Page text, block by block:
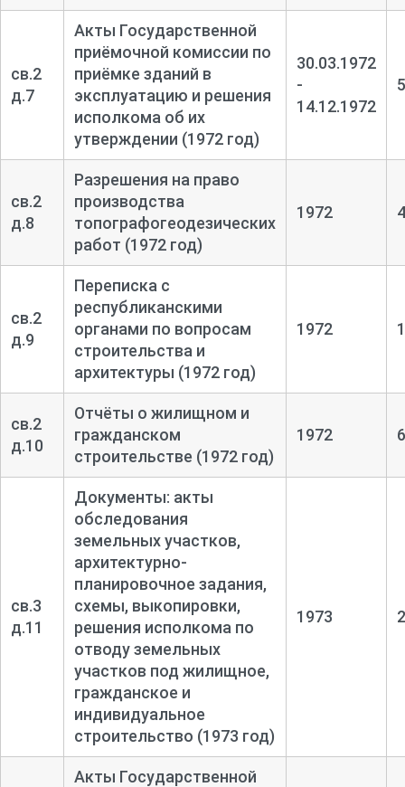
св.2
д.7
Акты Государственной
приёмочной комиссии по
приёмке зданий в
эксплуатацию и решения
исполкома об их
утверждении (1972 год)
30.03.1972
-
14.12.1972
св.2
д.8
Разрешения на право
производства
топографогеодезических
работ (1972 год)
1972
св.2
д.9
Переписка с
республиканскими
органами по вопросам
строительства и
архитектуры (1972 год)
1972
св.2
д.10
Отчёты о жилищном и
гражданском
строительстве (1972 год)
1972 6
св.3
д.11
Документы: акты
обследования
земельных участков,
архитектурно-
планировочное задания,
схемы, выкопировки,
решения исполкома по
отводу земельных
участков под жилищное,
гражданское и
индивидуальное
строительство (1973 год)
1973
Акты Государственной